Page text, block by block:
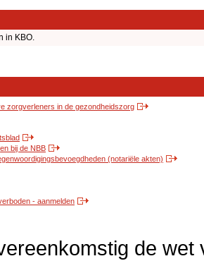
in KBO.
zorgverleners in de gezondheidszorg
bij de NBB
(notariële akten)
- aanmelden
de wet